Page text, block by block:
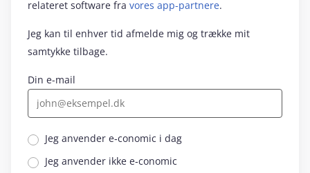
relateret software fra vores app-partnere.
Jeg kan til enhver tid afmelde mig og trække mit
samtykke tilbage.
Din e-mail
Jeg anvender e‑conomic i dag
Jeg anvender ikke e‑conomic